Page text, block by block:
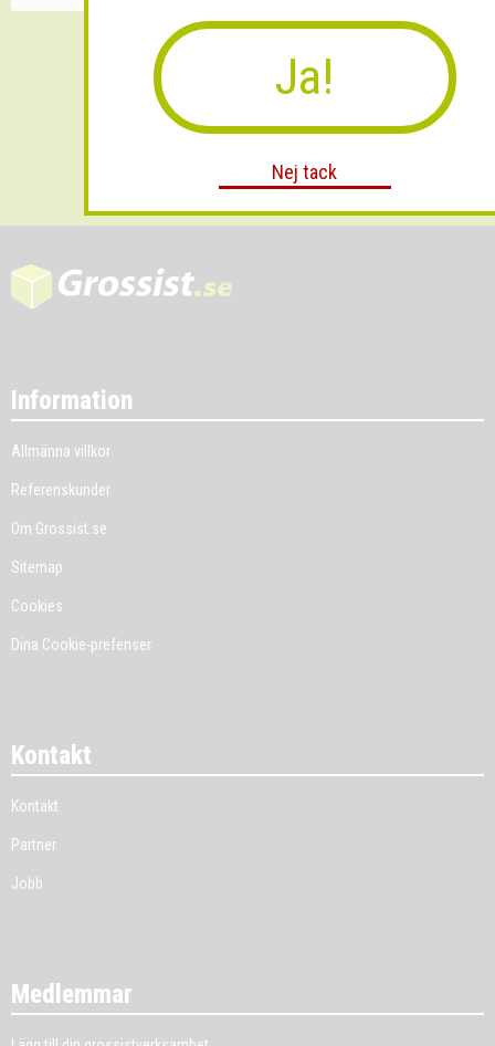
Information
Allmänna villkor
Referenskunder
Om Grossist.se
Sitemap
Cookies
Dina Cookie-prefenser
Kontakt
Kontakt
Partner
Jobb
Medlemmar
Ja!
Nej tack